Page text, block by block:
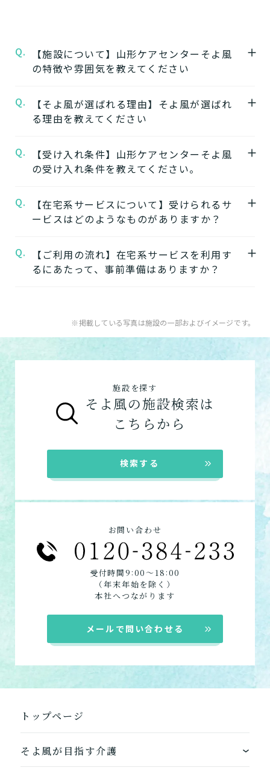
Q.
【施設について】山形ケアセンターそよ風
の特徴や雰囲気を教えてください
★施設の特徴★
山形ケアセンターそよ風
ます。
山形ケアセンターそよ風の公式ページでは施
設の写真から雰囲気をご確認いただけます。
Q.
【そよ風が選ばれる理由】そよ風が選ばれ
る理由を教えてください
【1】ワンストップサービス
「そよ風」は、同じ建物の中で複数の介護サ
施設の中で別のサービスに移行することがで
きます。
【2】できるを増やす介護サービス
えています。お客様が自分らしく生活できる
ように、ご自身でできることと支援が必要な
【3】お客様に選ばれるできたてのお食事
そよ風は施設内に厨房を構え、手作りのお食
客様から「おいしい」と評価をいただきまし
た。
★この介護施設について…相談したい・見学
したい・利用したい★
電話：023-615-4335
お問い合わせフォームはこちら
Q.
【受け入れ条件】山形ケアセンターそよ風
の受け入れ条件を教えてください。
自立 要支援 要介護 認知症相談可
Q.
【在宅系サービスについて】受けられるサ
ービスはどのようなものがありますか？
自宅から通う
特化型デイサービス
ショートステイ
自宅に来てもらって介護し
てもらう
定期巡回・随時対応型訪
問介護看護
必要な時自宅に来てもらっ
て介護してもらう
Q.
【ご利用の流れ】在宅系サービスを利用す
るにあたって、事前準備はありますか？
ケアマネジャーによる「ケアプラン」の作成
が必要です。
ケアマネジャーによる申請代行も可能です。
「ケアマネジャー」が決まっていない方
域包括支援センターまたは居宅介護支援事務
※掲載している写真は施設の一部およびイメージです。
施設を探す
そよ風の施設検索は
こちらから
検索する
お問い合わせ
受付時間9 :00〜18 :00
（年末年始を除く）
本社へつながります
メールで問い合わせる
トップページ
そよ風が目指す介護